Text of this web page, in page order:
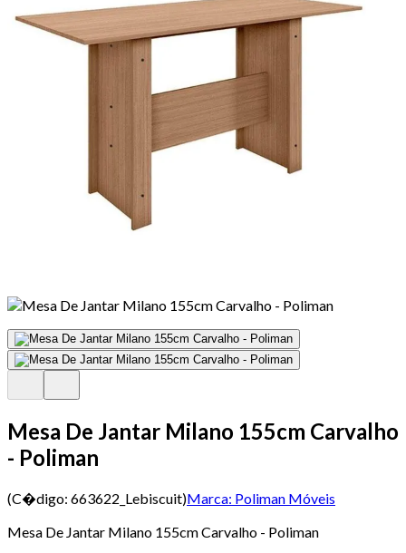
Mesa De Jantar Milano 155cm Carvalho
- Poliman
(C�digo: 663622_Lebiscuit)Marca: Poliman Móveis
Mesa De Jantar Milano 155cm Carvalho - Poliman